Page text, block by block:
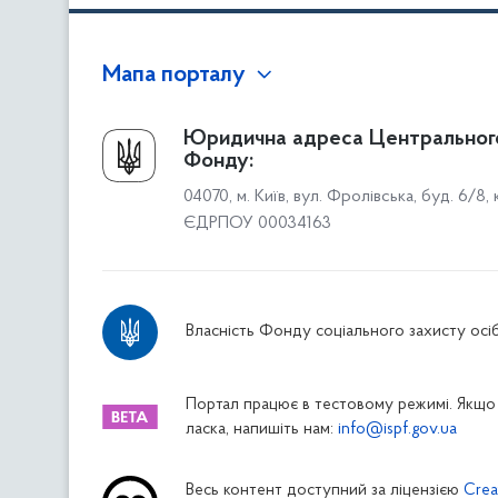
Мапа порталу
Про Фонд
Керівництво
Структура Фонду
Територіальні відділення
Дніпропетровське відділення
Житомирське відділення
Закарпатське відділення
Запорізьке відділення
Юридична адреса
Фонду:
04070, м. Київ, вул. Фролівська, буд. 6/8,
ЄДРПОУ 00034163
Власність Фонду соціального захисту осіб
Портал працює в тестовому режимі. Якщо
ласка, напишіть нам: info@ispf.gov.ua
Весь контент доступний за ліцензією